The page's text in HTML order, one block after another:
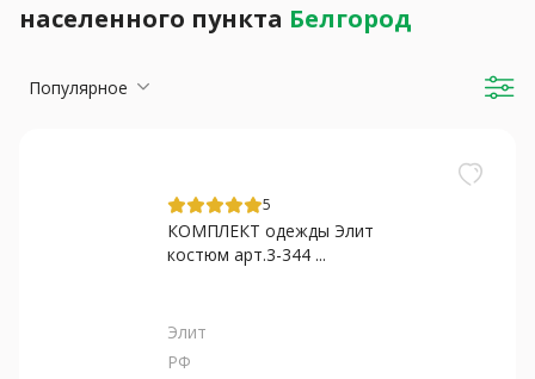
населенного пункта Белгород
Популярное
5
КОМПЛЕКТ одежды Элит
костюм арт.3-344 ...
Элит
РФ